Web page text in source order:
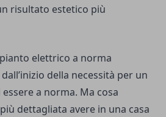
risultato estetico più
elettrico a norma
della necessità per un
a norma. Ma cosa
dettagliata avere in una casa